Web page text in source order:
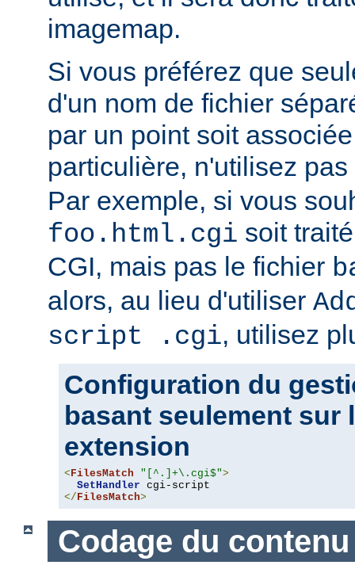
imagemap.
Si vous préférez que
d'un nom de fichier
par un point soit
particulière, n'utilisez
Par exemple, si vous
foo.html.cgi soit
CGI, mais pas le fichier
alors, au lieu d'utiliser
script .cgi, utilisez
Configuration du
basant seulement sur
extension
< FilesMatch "[^.]+\.cgi$">
SetHandler
</ FilesMatch>
Codage du contenu